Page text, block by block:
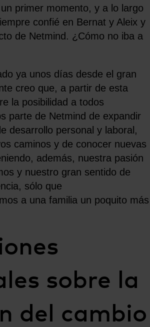
primer momento, y a lo largo
confié en Bernat y Aleix y
de Netmind. ¿Cómo no iba a
ya unos días desde el gran
creo que, a partir de esta
la posibilidad a todos
parte de Netmind de expandir
desarrollo personal y laboral,
caminos y de conocer nuevas
además, nuestra pasión
y nuestro gran sentido de
sólo que
a una familia un poquito más
sobre la
del cambio